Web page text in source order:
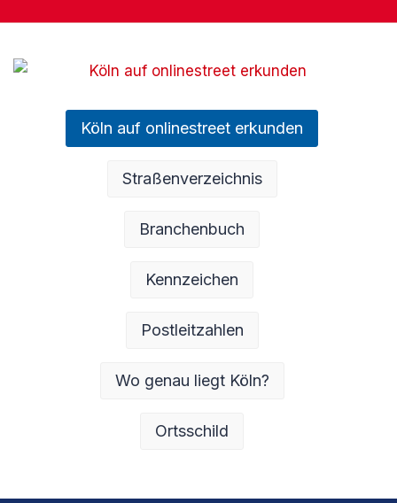
Köln auf onlinestreet erkunden
Straßenverzeichnis
Branchenbuch
Kennzeichen
Postleitzahlen
Wo genau liegt Köln?
Ortsschild